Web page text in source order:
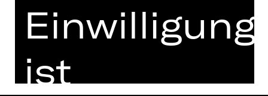
Presse
Kontakt
Impressum
Cookies
Einwilligung
ist